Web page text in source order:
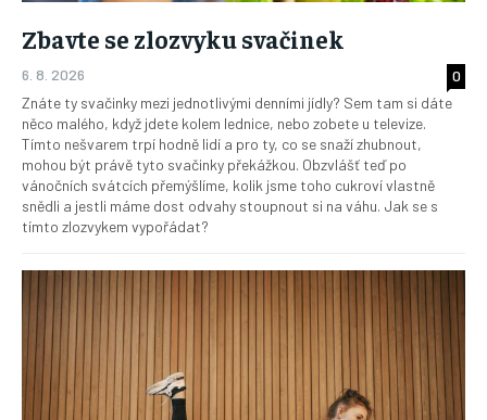
Zbavte se zlozvyku svačinek
6. 8. 2026
0
Znáte ty svačinky mezi jednotlivými denními jídly? Sem tam si dáte
něco malého, když jdete kolem lednice, nebo zobete u televize.
Tímto nešvarem trpí hodně lidí a pro ty, co se snaží zhubnout,
mohou být právě tyto svačinky překážkou. Obzvlášť teď po
vánočních svátcích přemýšlíme, kolik jsme toho cukroví vlastně
snědli a jestli máme dost odvahy stoupnout si na váhu. Jak se s
tímto zlozvykem vypořádat?